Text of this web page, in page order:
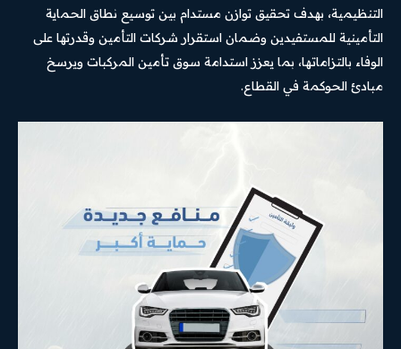
التنظيمية، بهدف تحقيق توازن مستدام بين توسيع نطاق الحماية
التأمينية للمستفيدين وضمان استقرار شركات التأمين وقدرتها على
الوفاء بالتزاماتها، بما يعزز استدامة سوق تأمين المركبات ويرسخ
مبادئ الحوكمة في القطاع.